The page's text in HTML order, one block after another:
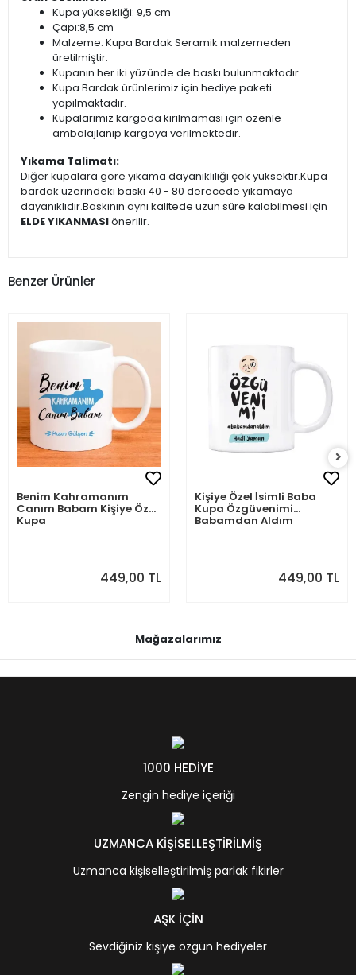
Kupa yüksekliği: 9,5 cm
Çapı:8,5 cm
Malzeme: Kupa Bardak Seramik malzemeden
üretilmiştir.
Kupanın her iki yüzünde de baskı bulunmaktadır.
Kupa Bardak ürünlerimiz için hediye paketi
yapılmaktadır.
Kupalarımız kargoda kırılmaması için özenle
ambalajlanıp kargoya verilmektedir.
Yıkama Talimatı:
Diğer kupalara göre yıkama dayanıklılığı çok yüksektir.Kupa
bardak üzerindeki baskı 40 - 80 derecede yıkamaya
dayanıklıdır.Baskının aynı kalitede uzun süre kalabilmesi için
ELDE YIKANMASIönerilir.
Benzer Ürünler
Benim Kahramanım
Canım Babam Kişiye Özel
Kupa
449,00 TL
Kişiye Özel İsimli Baba
Kupa Özgüvenimi
Babamdan Aldım
449,00 TL
Mağazalarımız
1000 HEDİYE
Zengin hediye içeriği
UZMANCA KİŞİSELLEŞTİRİLMİŞ
Uzmanca kişiselleştirilmiş parlak fikirler
AŞK İÇİN
Sevdiğiniz kişiye özgün hediyeler